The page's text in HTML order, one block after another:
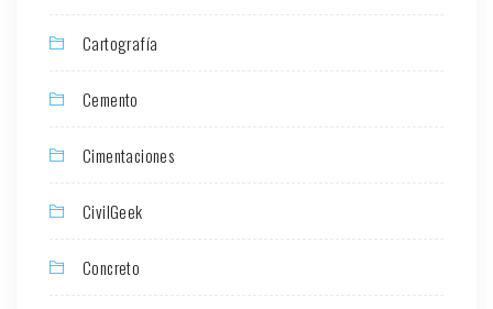
Cartografía
Cemento
Cimentaciones
CivilGeek
Concreto